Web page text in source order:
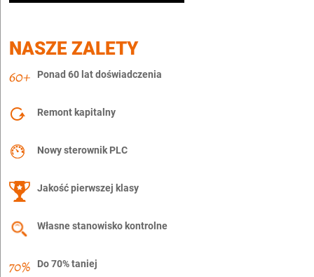
NASZE ZALETY
Ponad 60 lat doświadczenia
Remont kapitalny
Nowy sterownik PLC
Jakość pierwszej klasy
Własne stanowisko kontrolne
Do 70% taniej